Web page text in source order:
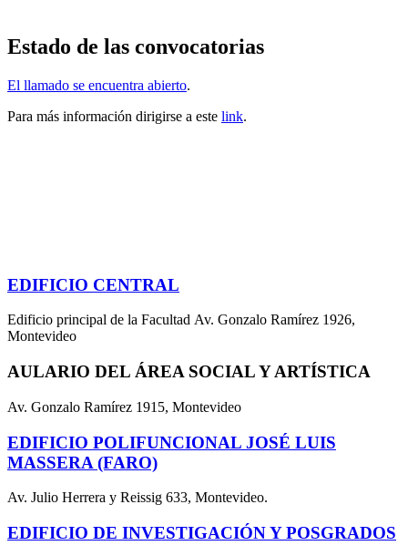
Estado de las convocatorias
El llamado se encuentra abierto.
Para más información dirigirse a este link.
EDIFICIO CENTRAL
Edificio principal de la Facultad Av. Gonzalo Ramírez 1926,
Montevideo
AULARIO DEL ÁREA SOCIAL Y ARTÍSTICA
Av. Gonzalo Ramírez 1915, Montevideo
EDIFICIO POLIFUNCIONAL JOSÉ LUIS
MASSERA (FARO)
Av. Julio Herrera y Reissig 633, Montevideo.
EDIFICIO DE INVESTIGACIÓN Y POSGRADOS